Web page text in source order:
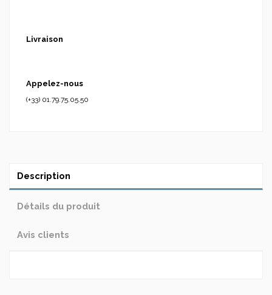
Livraison
Appelez-nous
(+33) 01.79.75.05.50
Description
Détails du produit
Avis clients